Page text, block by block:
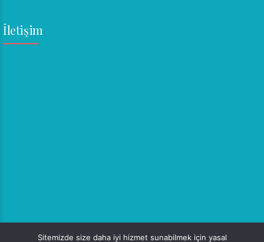
İletişim
Sitemizde size daha iyi hizmet sunabilmek için yasal